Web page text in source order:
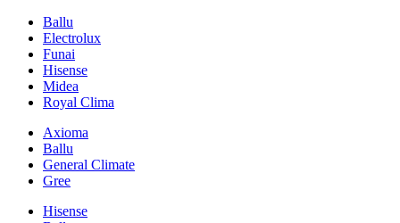
Ballu
Electrolux
Funai
Hisense
Midea
Royal Clima
Axioma
Ballu
General Climate
Gree
Hisense